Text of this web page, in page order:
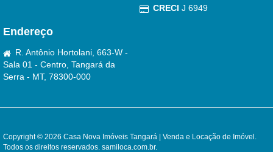
CRECI J 6949
Endereço
R. Antônio Hortolani, 663-W -
Sala 01 - Centro, Tangará da
Serra - MT, 78300-000
Copyright © 2026 Casa Nova Imóveis Tangará | Venda e Locação de Imóvel.
Todos os direitos reservados. samiloca.com.br.